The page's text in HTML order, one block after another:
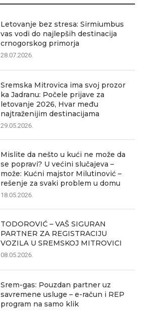
Letovanje bez stresa: Sirmiumbus
vas vodi do najlepših destinacija
crnogorskog primorja
28.07.2026.
Sremska Mitrovica ima svoj prozor
ka Jadranu: Počele prijave za
letovanje 2026, Hvar među
najtraženijim destinacijama
29.05.2026.
Mislite da nešto u kući ne može da
se popravi? U većini slučajeva –
može: Kućni majstor Milutinović –
rešenje za svaki problem u domu
18.05.2026.
TODOROVIĆ – VAŠ SIGURAN
PARTNER ZA REGISTRACIJU
VOZILA U SREMSKOJ MITROVICI
08.05.2026.
Srem-gas: Pouzdan partner uz
savremene usluge – e-račun i REP
program na samo klik